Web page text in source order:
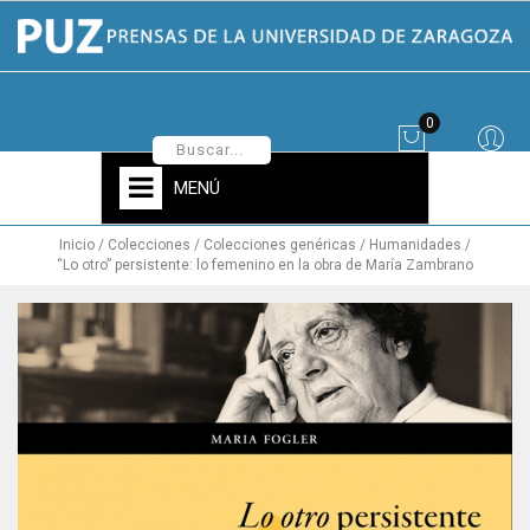
0
MENÚ
Inicio Colecciones Colecciones genéricas
Humanidades
“Lo otro” persistente: lo femenino en la obra de María Zambrano